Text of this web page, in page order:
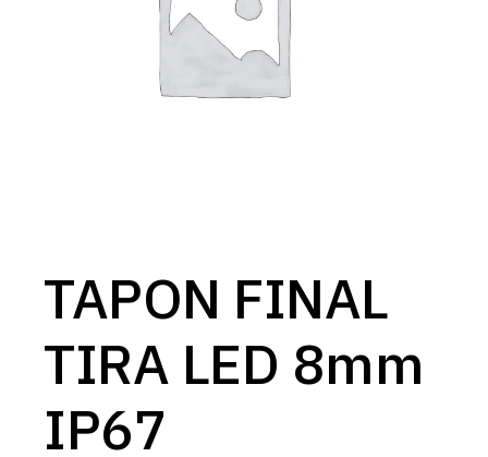
TAPON FINAL
TIRA LED 8mm
IP67